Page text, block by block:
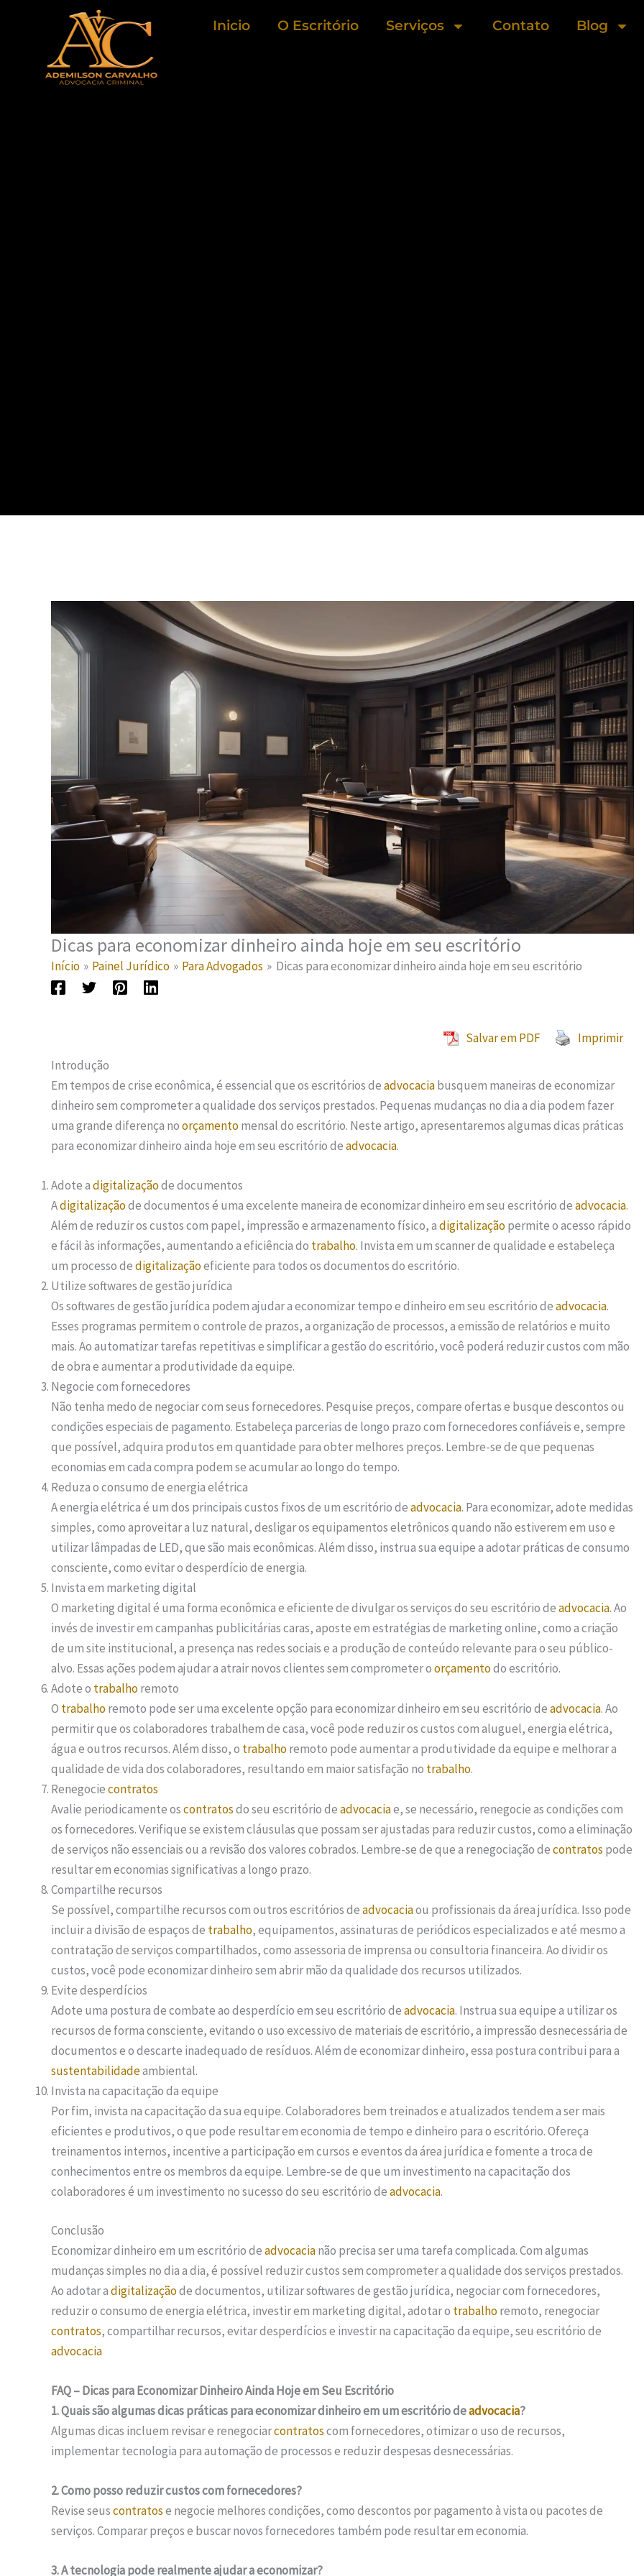
conteúdo
Inicio O Escritório Serviços Contato Blog
Dicas para economizar dinheiro ainda hoje em seu escritório
Início Painel Jurídico Para Advogados Dicas para economizar dinheiro ainda hoje em seu escritório
Salvar em PDF
Imprimir
Introdução
Em tempos de crise econômica, é essencial que os escritórios deadvocaciabusquem maneiras de economizar
dinheiro sem comprometer a qualidade dos serviços prestados. Pequenas mudanças no dia a dia podem fazer
uma grande diferença noorçamentomensal do escritório. Neste artigo, apresentaremos algumas dicas práticas
para economizar dinheiro ainda hoje em seu escritório deadvocacia.
Adote adigitalizaçãode documentos
Adigitalizaçãode documentos é uma excelente maneira de economizar dinheiro em seu escritório deadvocacia.
Além de reduzir os custos com papel, impressão e armazenamento físico, adigitalizaçãopermite o acesso rápido
e fácil às informações, aumentando a eficiência do trabalho. Invista em um scanner de qualidade e estabeleça
um processo dedigitalizaçãoeficiente para todos os documentos do escritório.
Utilize softwares de gestão jurídica
Os softwares de gestão jurídica podem ajudar a economizar tempo e dinheiro em seu escritório deadvocacia.
Esses programas permitem o controle de prazos, a organização de processos, a emissão de relatórios e muito
mais. Ao automatizar tarefas repetitivas e simplificar a gestão do escritório, você poderá reduzir custos com mão
de obra e aumentar a produtividade da equipe.
Negocie com fornecedores
Não tenha medo de negociar com seus fornecedores. Pesquise preços, compare ofertas e busque descontos ou
condições especiais de pagamento. Estabeleça parcerias de longo prazo com fornecedores confiáveis e, sempre
que possível, adquira produtos em quantidade para obter melhores preços. Lembre-se de que pequenas
economias em cada compra podem se acumular ao longo do tempo.
Reduza o consumo de energia elétrica
A energia elétrica é um dos principais custos fixos de um escritório deadvocacia. Para economizar, adote medidas
simples, como aproveitar a luz natural, desligar os equipamentos eletrônicos quando não estiverem em uso e
utilizar lâmpadas de LED, que são mais econômicas. Além disso, instrua sua equipe a adotar práticas de consumo
consciente, como evitar o desperdício de energia.
Invista em marketing digital
O marketing digital é uma forma econômica e eficiente de divulgar os serviços do seu escritório deadvocacia. Ao
invés de investir em campanhas publicitárias caras, aposte em estratégias de marketing online, como a criação
de um site institucional, a presença nas redes sociais e a produção de conteúdo relevante para o seu público-
alvo. Essas ações podem ajudar a atrair novos clientes sem comprometer oorçamentodo escritório.
Adote o trabalhoremoto
O trabalhoremoto pode ser uma excelente opção para economizar dinheiro em seu escritório deadvocacia. Ao
permitir que os colaboradores trabalhem de casa, você pode reduzir os custos com aluguel, energia elétrica,
água e outros recursos. Além disso, o trabalhoremoto pode aumentar a produtividade da equipe e melhorar a
qualidade de vida dos colaboradores, resultando em maior satisfação no trabalho.
Renegociecontratos
Avalie periodicamente oscontratosdo seu escritório deadvocaciae, se necessário, renegocie as condições com
os fornecedores. Verifique se existem cláusulas que possam ser ajustadas para reduzir custos, como a eliminação
de serviços não essenciais ou a revisão dos valores cobrados. Lembre-se de que a renegociação decontratos pode
resultar em economias significativas a longo prazo.
Compartilhe recursos
Se possível, compartilhe recursos com outros escritórios deadvocaciaou profissionais da área jurídica. Isso pode
incluir a divisão de espaços de trabalho, equipamentos, assinaturas de periódicos especializados e até mesmo a
contratação de serviços compartilhados, como assessoria de imprensa ou consultoria financeira. Ao dividir os
custos, você pode economizar dinheiro sem abrir mão da qualidade dos recursos utilizados.
Evite desperdícios
Adote uma postura de combate ao desperdício em seu escritório deadvocacia. Instrua sua equipe a utilizar os
recursos de forma consciente, evitando o uso excessivo de materiais de escritório, a impressão desnecessária de
documentos e o descarte inadequado de resíduos. Além de economizar dinheiro, essa postura contribui para a
sustentabilidadeambiental.
Invista na capacitação da equipe
Por fim, invista na capacitação da sua equipe. Colaboradores bem treinados e atualizados tendem a ser mais
eficientes e produtivos, o que pode resultar em economia de tempo e dinheiro para o escritório. Ofereça
treinamentos internos, incentive a participação em cursos e eventos da área jurídica e fomente a troca de
conhecimentos entre os membros da equipe. Lembre-se de que um investimento na capacitação dos
colaboradores é um investimento no sucesso do seu escritório deadvocacia.
Conclusão
Economizar dinheiro em um escritório deadvocacianão precisa ser uma tarefa complicada. Com algumas
mudanças simples no dia a dia, é possível reduzir custos sem comprometer a qualidade dos serviços prestados.
Ao adotar adigitalizaçãode documentos, utilizar softwares de gestão jurídica, negociar com fornecedores,
reduzir o consumo de energia elétrica, investir em marketing digital, adotar o trabalhoremoto, renegociar
contratos, compartilhar recursos, evitar desperdícios e investir na capacitação da equipe, seu escritório de
advocacia
FAQ – Dicas para Economizar Dinheiro Ainda Hoje em Seu Escritório
1. Quais são algumas dicas práticas para economizar dinheiro em um escritório deadvocacia?
Algumas dicas incluem revisar e renegociarcontratoscom fornecedores, otimizar o uso de recursos,
implementar tecnologia para automação de processos e reduzir despesas desnecessárias.
2. Como posso reduzir custos com fornecedores?
Revise seuscontratose negocie melhores condições, como descontos por pagamento à vista ou pacotes de
serviços. Comparar preços e buscar novos fornecedores também pode resultar em economia.
3. A tecnologia pode realmente ajudar a economizar?